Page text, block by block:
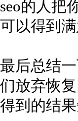
seo的人把
可以得到满
最后总结
们放弃恢
得到的结